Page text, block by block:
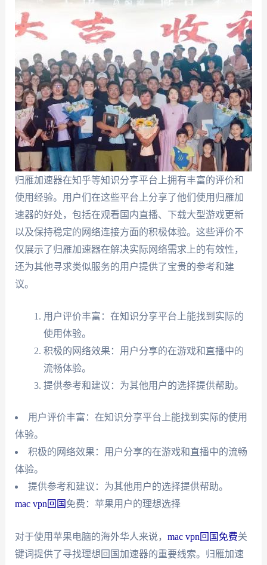
归雁加速器在知乎等知识分享平台上拥有丰富的评价和
使用经验。用户们在这些平台上分享了他们使用归雁加
速器的好处，包括在观看国内直播、下载大型游戏更新
以及保持稳定的网络连接方面的积极体验。这些评价不
仅展示了归雁加速器在解决实际网络需求上的有效性，
还为其他寻求类似服务的用户提供了宝贵的参考和建
议。
用户评价丰富：在知识分享平台上能找到实际的
使用体验。
积极的网络效果：用户分享的在游戏和直播中的
流畅体验。
提供参考和建议：为其他用户的选择提供帮助。
用户评价丰富：在知识分享平台上能找到实际的使用
体验。
积极的网络效果：用户分享的在游戏和直播中的流畅
体验。
提供参考和建议：为其他用户的选择提供帮助。
mac vpn回国 免费：苹果用户的理想选择
对于使用苹果电脑的海外华人来说， mac vpn回国免费关
键词提供了寻找理想回国加速器的重要线索。归雁加速